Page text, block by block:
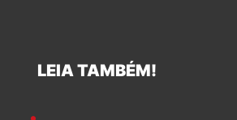
LEIA TAMBÉM!